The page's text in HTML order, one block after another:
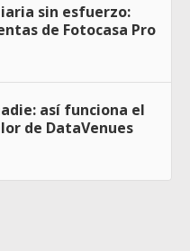
sin esfuerzo:
de Fotocasa Pro
así funciona el
de DataVenues